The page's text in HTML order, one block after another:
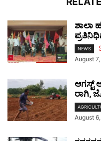
ಶಾಲಾ
NEWS
August
ಆಗಸ್ಟ್
ರಾಗಿ,
August